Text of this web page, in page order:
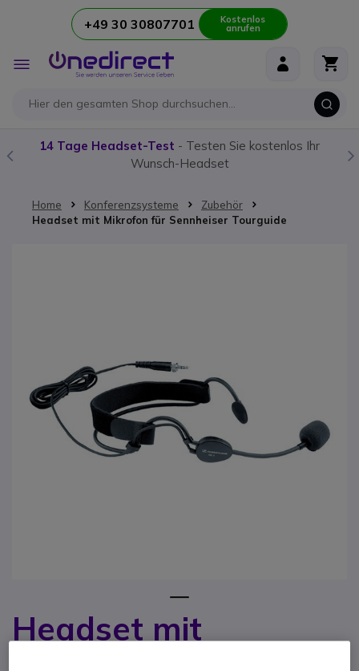
Zum Inhalt springen+49 30 30807701 Kostenlos
anrufen
Navigation
umschalten
14 Tage Headset-Test - Testen Sie kostenlos Ihr
Wunsch-Headset
Home Konferenzsysteme
Zubehör
Headset mit Mikrofon für Sennheiser Tourguide
Headset mit
Zum Anfang der Bildgalerie springen